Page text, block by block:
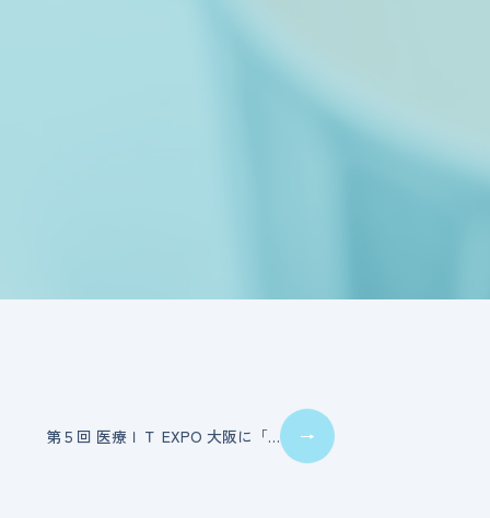
第５回 医療ＩＴ EXPO 大阪に「… →